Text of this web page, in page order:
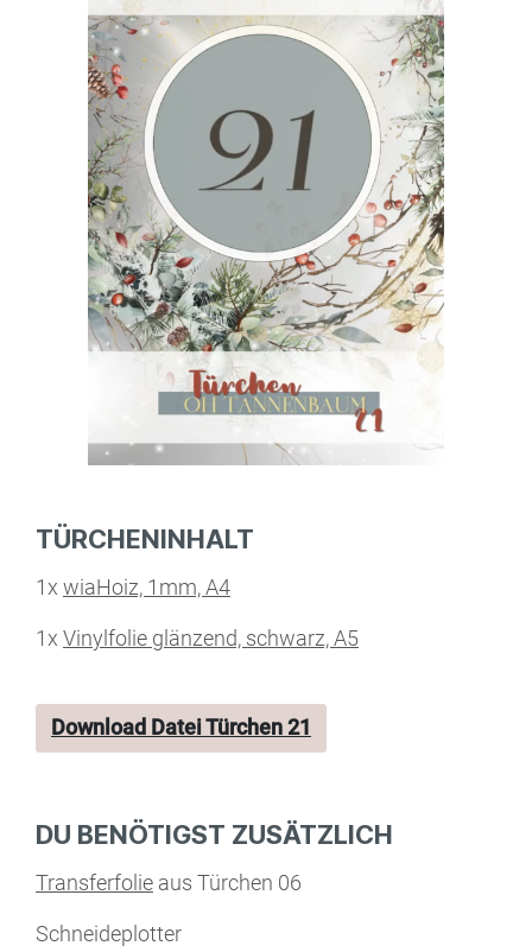
TÜRCHENINHALT
1x wiaHoiz, 1mm, A4
1x Vinylfolie glänzend, schwarz, A5
Download Datei Türchen 21
DU BENÖTIGST ZUSÄTZLICH
Transferfolie aus Türchen 06
Schneideplotter